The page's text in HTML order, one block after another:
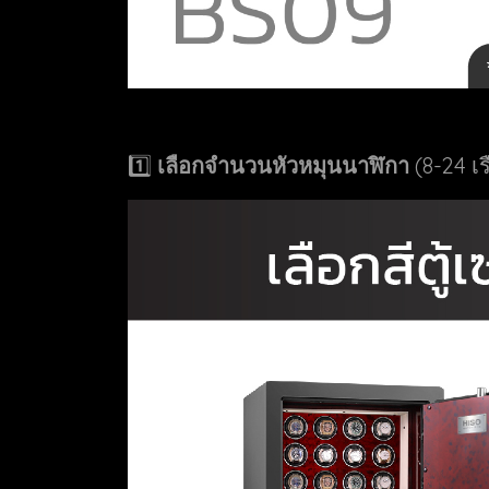
1️⃣ เลือกจำนวนหัวหมุนนาฬิกา (8-24